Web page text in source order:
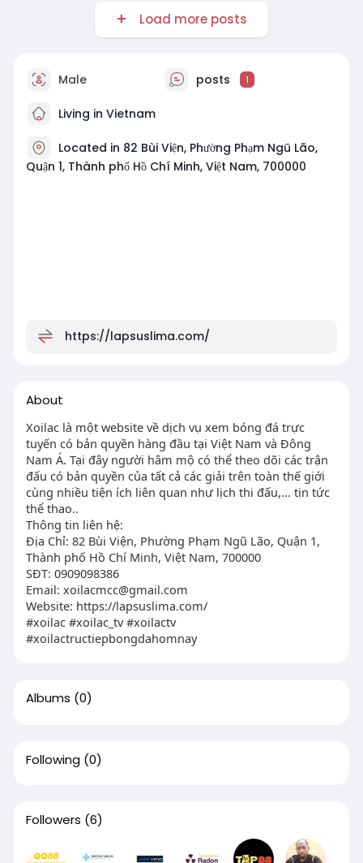
Load more posts
Male posts 1
Living in Vietnam
Located in 82 Bùi Viện, Phường Phạm Ngũ Lão,
Quận 1, Thành phố Hồ Chí Minh, Việt Nam, 700000
https://lapsuslima.com/
About
Xoilac là một website về dịch vụ xem bóng đá trực
tuyến có bản quyền hàng đầu tại Việt Nam và Đông
Nam Á. Tại đây người hâm mộ có thể theo dõi các trận
đấu có bản quyền của tất cả các giải trên toàn thế giới
cùng nhiều tiện ích liên quan như lịch thi đấu,... tin tức
thể thao..
Thông tin liên hệ:
Địa Chỉ: 82 Bùi Viện, Phường Phạm Ngũ Lão, Quận 1,
Thành phố Hồ Chí Minh, Việt Nam, 700000
SĐT: 0909098386
Email: xoilacmcc@gmail.com
Website: https://lapsuslima.com/
#xoilac #xoilac_tv #xoilactv
#xoilactructiepbongdahomnay
Albums (0)
Following (0)
Followers (6)